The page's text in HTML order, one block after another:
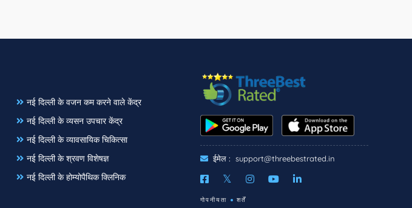
नई दिल्ली के वजन कम करने वाले केंद्र
नई दिल्ली के व्यसन उपचार केंद्र
नई दिल्ली के व्यावसायिक चिकित्सा
नई दिल्ली के श्रवण विशेषज्ञ
नई दिल्ली के होम्योपैथिक क्लिनिक
ईमेल : support@threebestrated.in
गोपनीयता शर्तें